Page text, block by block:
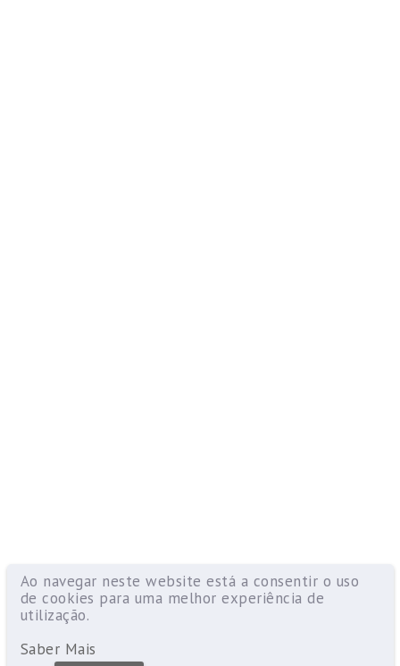
Ao navegar neste website está a consentir o uso
de cookies para uma melhor experiência de
utilização.
Saber Mais